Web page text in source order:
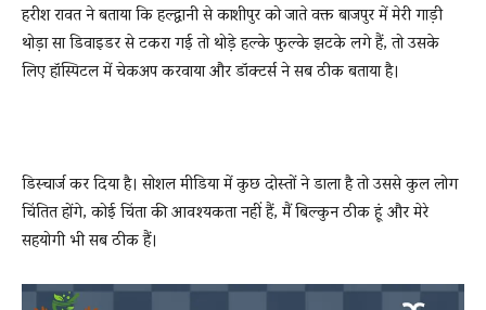
हरीश रावत ने बताया कि हल्द्वानी से काशीपुर को जाते वक्त बाजपुर में मेरी गाड़ी
थोड़ा सा डिवाइडर से टकरा गई तो थोड़े हल्के फुल्के झटके लगे हैं, तो उसके
लिए हॉस्पिटल में चेकअप करवाया और डॉक्टर्स ने सब ठीक बताया है।
डिस्चार्ज कर दिया है। सोशल मीडिया में कुछ दोस्तों ने डाला है तो उससे कुल लोग
चिंतित होंगे, कोई चिंता की आवश्यकता नहीं हैं, मैं बिल्कुन ठीक हूं और मेरे
सहयोगी भी सब ठीक हैं।